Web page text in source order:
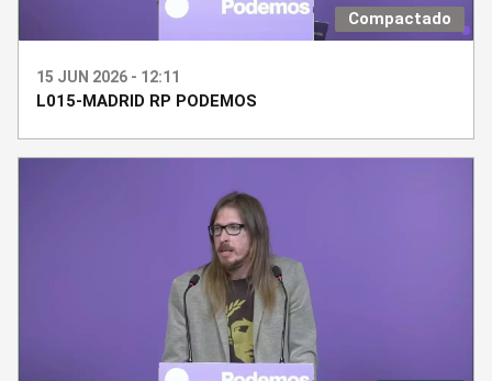
Compactado
15 JUN 2026 - 12:11
L015-MADRID RP PODEMOS